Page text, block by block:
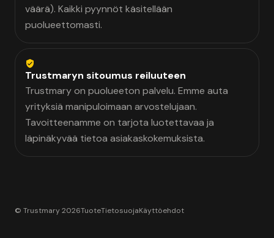
väärä). Kaikki pyynnöt käsitellään
puolueettomasti.
Trustmaryn sitoumus reiluuteen
Trustmary on puolueeton palvelu. Emme auta
yrityksiä manipuloimaan arvostelujaan.
Tavoitteenamme on tarjota luotettavaa ja
läpinäkyvää tietoa asiakaskokemuksista.
© Trustmary 2026TuoteTietosuojaKäyttöehdot